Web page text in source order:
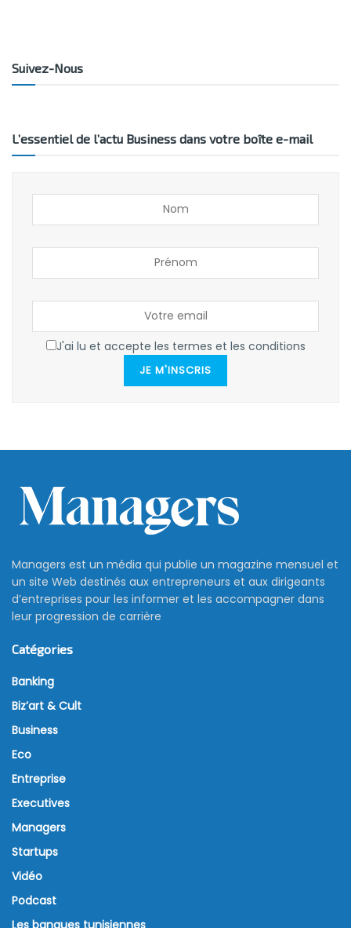
Suivez-Nous
L’essentiel de l’actu Business dans votre boîte e-mail
J'ai lu et accepte les termes et les conditions
JE M'INSCRIS
Managers est un média qui publie un magazine mensuel et
un site Web destinés aux entrepreneurs et aux dirigeants
d’entreprises pour les informer et les accompagner dans
leur progression de carrière
Catégories
Banking
Biz’art & Cult
Business
Eco
Entreprise
Executives
Managers
Startups
Vidéo
Podcast
Les banques tunisiennes